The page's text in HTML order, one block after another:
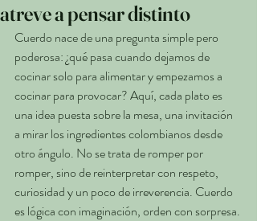
atreve a pensar distinto
Cuerdo nace de una pregunta simple pero
poderosa: ¿qué pasa cuando dejamos de
cocinar solo para alimentar y empezamos a
cocinar para provocar? Aquí, cada plato es
una idea puesta sobre la mesa, una invitación
a mirar los ingredientes colombianos desde
otro ángulo. No se trata de romper por
romper, sino de reinterpretar con respeto,
curiosidad y un poco de irreverencia. Cuerdo
es lógica con imaginación, orden con sorpresa.